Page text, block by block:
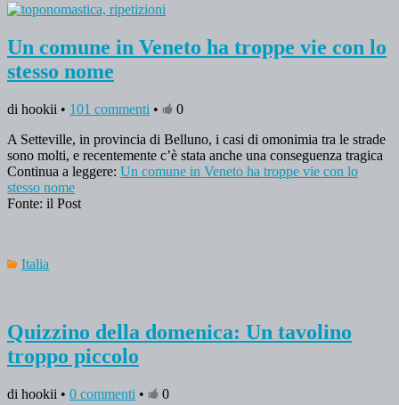
Un comune in Veneto ha troppe vie con lo
stesso nome
di hookii • 101 commenti •
0
A Setteville, in provincia di Belluno, i casi di omonimia tra le strade
sono molti, e recentemente c’è stata anche una conseguenza tragica
Continua a leggere: Un comune in Veneto ha troppe vie con lo
stesso nome
Fonte: il Post
Italia
Quizzino della domenica: Un tavolino
troppo piccolo
di hookii • 0 commenti • 0